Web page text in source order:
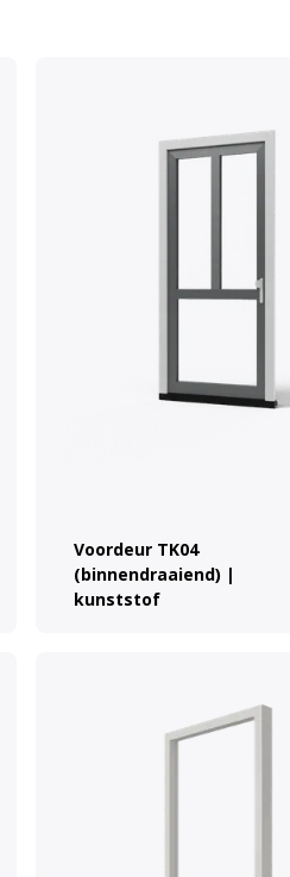
Voordeur TK04
(binnendraaiend) |
kunststof